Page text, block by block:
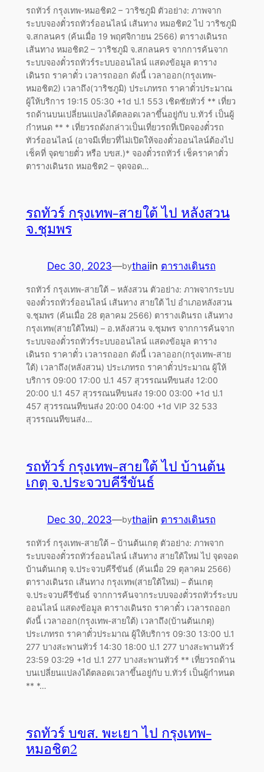
รถทัวร์ กรุงเทพ-หมอชิต2 – วาริชภูมิ ตัวอย่าง: ภาพจาก
ระบบจองตั๋วรถทัวร์ออนไลน์ เส้นทาง หมอชิต2 ไป วาริชภูมิ
จ.สกลนคร (ค้นเมื่อ 19 พฤศจิกายน 2566) ตารางเดินรถ
เส้นทาง หมอชิต2 – วาริชภูมิ จ.สกลนคร จากการค้นจาก
ระบบจองตั๋วรถทัวร์ระบบออนไลน์ แสดงข้อมูล ตาราง
เดินรถ ราคาตั๋ว เวลารถออก ดังนี้ เวลาออก(กรุงเทพ-
หมอชิต2) เวลาถึง(วาริชภูมิ) ประเภทรถ ราคาตั๋วประมาณ
ผู้ให้บริการ 19:15 05:30 +1d ป.1 553 เชิดชัยทัวร์ ** เที่ยว
รถด้านบนเปลี่ยนแปลงได้ตลอดเวลาขึ้นอยู่กับ บ.ทัวร์ เป็นผู้
กำหนด ** * เที่ยวรถดังกล่าวเป็นเที่ยวรถที่เปิดจองตั๋วรถ
ทัวร์ออนไลน์ (อาจมีเที่ยวที่ไม่เปิดให้จองตั๋วออนไลน์ต้องไป
เช็คที่ จุดขายตั๋ว หรือ บขส.)* จองตั๋วรถทัวร์ เช็คราคาตั๋ว
ตารางเดินรถ หมอชิต2 – จุดจอด…
รถทัวร์ กรุงเทพ-สายใต้ ไป หลังสวน
จ.ชุมพร
Dec 30, 2023—bythaiin ตารางเดินรถ
รถทัวร์ กรุงเทพ-สายใต้ – หลังสวน ตัวอย่าง: ภาพจากระบบ
จองตั๋วรถทัวร์ออนไลน์ เส้นทาง สายใต้ ไป อำเภอหลังสวน
จ.ชุมพร (ค้นเมื่อ 28 ตุลาคม 2566) ตารางเดินรถ เส้นทาง
กรุงเทพ(สายใต้ใหม่) – อ.หลังสวน จ.ชุมพร จากการค้นจาก
ระบบจองตั๋วรถทัวร์ระบบออนไลน์ แสดงข้อมูล ตาราง
เดินรถ ราคาตั๋ว เวลารถออก ดังนี้ เวลาออก(กรุงเทพ-สาย
ใต้) เวลาถึง(หลังสวน) ประเภทรถ ราคาตั๋วประมาณ ผู้ให้
บริการ 09:00 17:00 ป.1 457 สุวรรณนทีขนส่ง 12:00
20:00 ป.1 457 สุวรรณนทีขนส่ง 19:00 03:00 +1d ป.1
457 สุวรรณนทีขนส่ง 20:00 04:00 +1d VIP 32 533
สุวรรณนทีขนส่ง…
รถทัวร์ กรุงเทพ-สายใต้ ไป บ้านต้น
เกตุ จ.ประจวบคีรีขันธ์
Dec 30, 2023—bythaiin ตารางเดินรถ
รถทัวร์ กรุงเทพ-สายใต้ – บ้านต้นเกตุ ตัวอย่าง: ภาพจาก
ระบบจองตั๋วรถทัวร์ออนไลน์ เส้นทาง สายใต้ใหม่ ไป จุดจอด
บ้านต้นเกตุ จ.ประจวบคีรีขันธ์ (ค้นเมื่อ 29 ตุลาคม 2566)
ตารางเดินรถ เส้นทาง กรุงเทพ(สายใต้ใหม่) – ต้นเกตุ
จ.ประจวบคีรีขันธ์ จากการค้นจากระบบจองตั๋วรถทัวร์ระบบ
ออนไลน์ แสดงข้อมูล ตารางเดินรถ ราคาตั๋ว เวลารถออก
ดังนี้ เวลาออก(กรุงเทพ-สายใต้) เวลาถึง(บ้านต้นเกตุ)
ประเภทรถ ราคาตั๋วประมาณ ผู้ให้บริการ 09:30 13:00 ป.1
277 บางสะพานทัวร์ 14:30 18:00 ป.1 277 บางสะพานทัวร์
23:59 03:29 +1d ป.1 277 บางสะพานทัวร์ ** เที่ยวรถด้าน
บนเปลี่ยนแปลงได้ตลอดเวลาขึ้นอยู่กับ บ.ทัวร์ เป็นผู้กำหนด
** *…
รถทัวร์ บขส. พะเยา ไป กรุงเทพ-
หมอชิต2